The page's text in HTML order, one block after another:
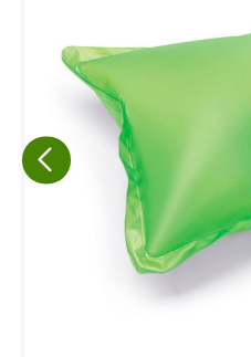
Eu concordo em
A nossa empresa está
sua privacidade,
de marketing. Você pode
qualquer momento.